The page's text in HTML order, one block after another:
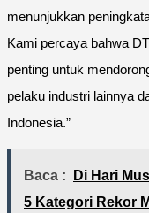
menunjukkan
Kami percaya bahwa
penting untuk
pelaku industri lainnya
Indonesia.”
Baca :
Di Hari
5 Kategori Rekor